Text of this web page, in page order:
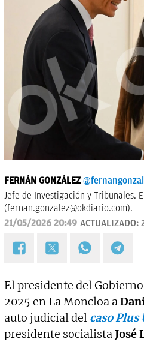
FERNÁN GONZÁLEZ
Jefe de Investigación y Tribunales.
(fernan.gonzalez@okdiario.com).
21/05/2026 20:49 ACTUALIZADO:
El presidente del
2025 en La Moncloa a
auto judicial del caso Plus
presidente socialista José